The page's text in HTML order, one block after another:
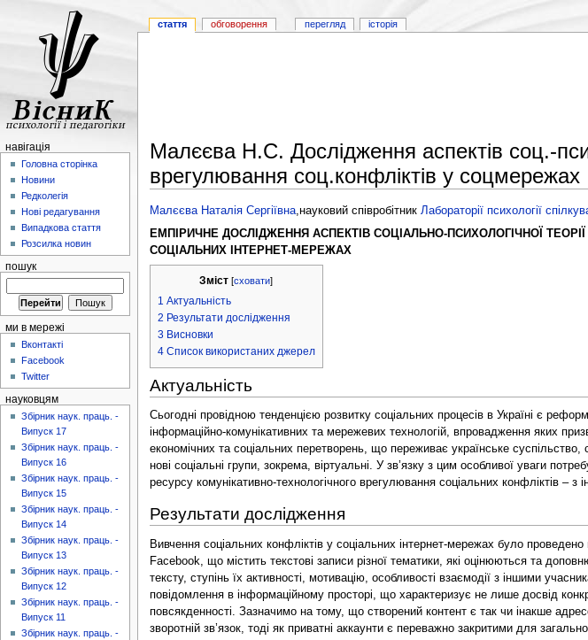
Малєєва Н.С. Дослідження аспектів соц.-
врегулювання соц.конфліктів у соцмережах
Малєєва Наталія Сергіївна,науковий співробітник Лабораторії психології
ЕМПІРИЧНЕ ДОСЛІДЖЕННЯ АСПЕКТІВ СОЦІАЛЬНО-ПСИХОЛОГІЧНОЇ
СОЦІАЛЬНИХ ІНТЕРНЕТ-МЕРЕЖАХ
Зміст [сховати]
1 Актуальність
2 Результати дослідження
3 Висновки
4 Список використаних джерел
Актуальність
Сьогодні провідною тенденцією розвитку соціальних процесів в Україні є
інформаційно-комунікативних та мережевих технологій, впровадження яких
економічних та соціальних перетворень, що переживає українське суспільство,
нові соціальні групи, зокрема, віртуальні. У зв’язку з цим особливої уваги
ресурсу комунікативно-технологічного врегулювання соціальних конфліктів – з
Результати дослідження
Вивчення соціальних конфліктів у соціальних інтернет-мережах було
Facebook, що містить текстові записи різної тематики, які оцінюються та
тексту, ступінь їх активності, мотивацію, особливості взаємодії з іншими
повідомлення в інформаційному просторі, що характеризує не лише досвід
повсякденності. Зазначимо на тому, що створений контент є так чи інакше
зворотній зв’язок, тоді як приватні аккаунти є переважно закритими для
стаття обговорення перегляд історія
навігація
Головна сторінка
Новини
Редколегія
Нові редагування
Випадкова стаття
Розсилка новин
пошук
ми в мережі
Вконтакті
Facebook
Twitter
науковцям
Збірник наук. праць. -
Випуск 17
Збірник наук. праць. -
Випуск 16
Збірник наук. праць. -
Випуск 15
Збірник наук. праць. -
Випуск 14
Збірник наук. праць. -
Випуск 13
Збірник наук. праць. -
Випуск 12
Збірник наук. праць. -
Випуск 11
Збірник наук. праць. -